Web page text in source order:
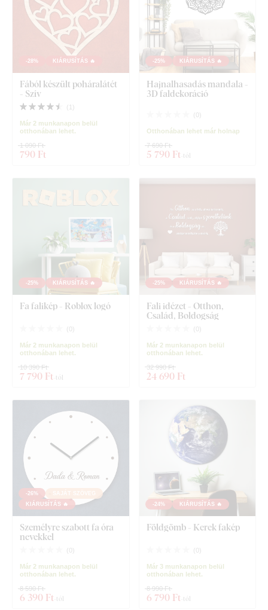
-28% KIÁRUSÍTÁS 🔥
Fából készült poháralátét
- Szív
( 1 )
Már 2 munkanapon belül
otthonában lehet.
790 Ft
1 090 Ft
-25% KIÁRUSÍTÁS 🔥
Hajnalhasadás mandala -
3D faldekoráció
( 0)
Otthonában lehet már holnap
5 790 Ft -tól
7 690 Ft
-25% KIÁRUSÍTÁS 🔥
Fa falikép - Roblox logó
( 0)
Már 2 munkanapon belül
otthonában lehet.
7 790 Ft -tól
10 390 Ft
-25% KIÁRUSÍTÁS 🔥
Fali idézet - Otthon,
Család, Boldogság
( 0)
Már 2 munkanapon belül
otthonában lehet.
24 690 Ft
32 990 Ft
-26%
SAJÁT SZÖVEG
KIÁRUSÍTÁS 🔥
Személyre szabott fa óra
nevekkel
( 0)
Már 2 munkanapon belül
otthonában lehet.
6 390 Ft -tól
8 590 Ft
-24% KIÁRUSÍTÁS 🔥
Földgömb - Kerek fakép
( 0)
Már 3 munkanapon belül
otthonában lehet.
6 790 Ft -tól
8 990 Ft